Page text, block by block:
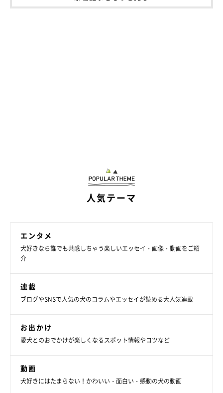
人気テーマ
エンタメ
犬好きなら誰でも共感しちゃう楽しいエッセイ・画像・動画をご紹
介
連載
ブログやSNSで人気の犬のコラムやエッセイが読める大人気連載
お出かけ
愛犬とのおでかけが楽しくなるスポット情報やコツなど
動画
犬好きにはたまらない！かわいい・面白い・感動の犬の動画